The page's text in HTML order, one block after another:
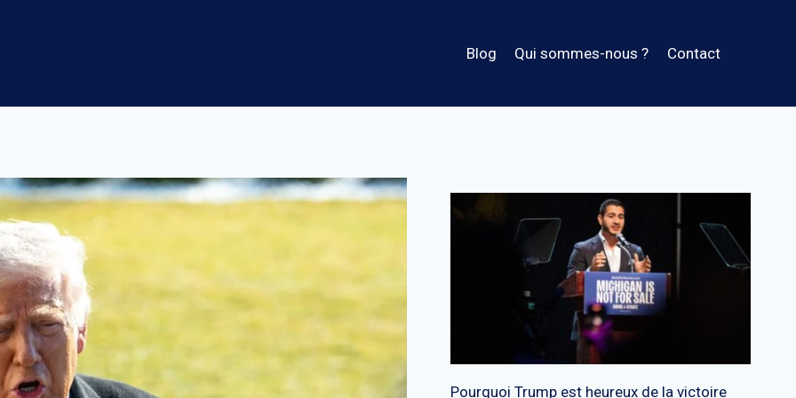
Blog Qui sommes-nous ? Contact
Pourquoi Trump est heureux de la victoire